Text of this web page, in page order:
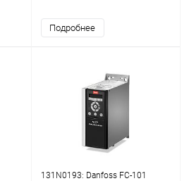
Подробнее
131N0193: Danfoss FC-101